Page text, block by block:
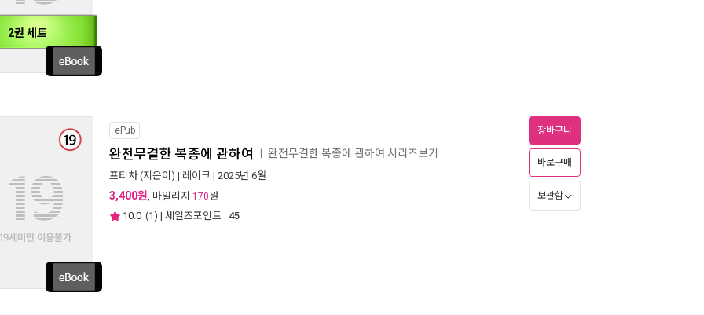
2권 세트
ePub
완전무결한 복종에 관하여 완전무결한 복종에 관하여 시리즈보기
프티차(지은이) | 레이크 | 2025년 6월
3,400원, 마일리지 170원
10.0 (1) | 세일즈포인트 : 45
장바구니
바로구매
보관함